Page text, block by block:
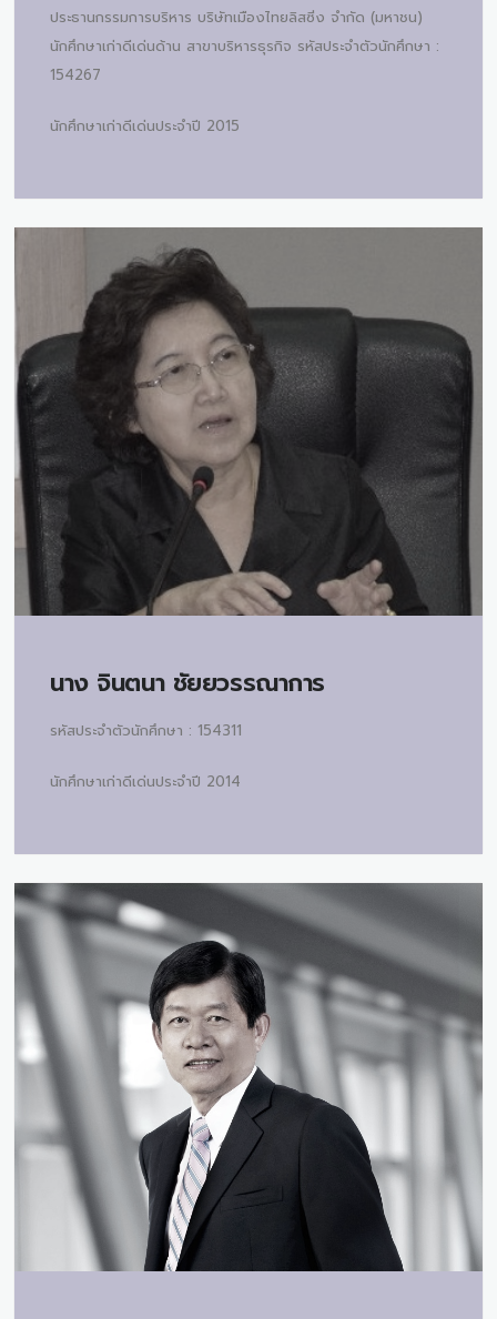
ประธานกรรมการบริหาร บริษัทเมืองไทยลิสซิ่ง จำกัด (มหาชน)
นักศึกษาเก่าดีเด่นด้าน สาขาบริหารธุรกิจ รหัสประจำตัวนักศึกษา :
154267
นักศึกษาเก่าดีเด่นประจำปี 2015
นาง จินตนา ชัยยวรรณาการ
รหัสประจำตัวนักศึกษา : 154311
นักศึกษาเก่าดีเด่นประจำปี 2014